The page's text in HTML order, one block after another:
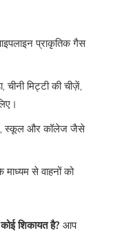
प्राकृतिक गैस
चीनी मिट्टी की चीज़ें,
स्कूल और कॉलेज जैसे
से वाहनों को
शिकायत है? आप